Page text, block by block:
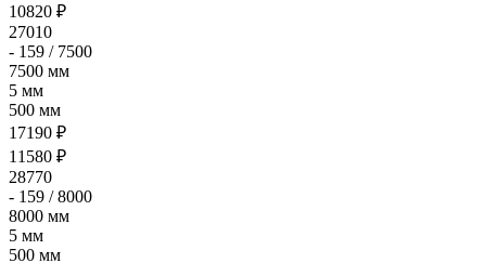
10820 ₽
27010
- 159 / 7500
7500 мм
5 мм
500 мм
17190 ₽
11580 ₽
28770
- 159 / 8000
8000 мм
5 мм
500 мм